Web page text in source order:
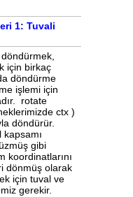
1: Tuvali
için birkaç
döndürme
işlemi için
rotate
ctx )
döndürür.
gibi
dönmüş olarak
için tuval ve
gerekir.